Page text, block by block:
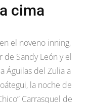
cima
el noveno inning,
Sandy León y el
Águilas del Zulia a
la noche de
Carrasquel de